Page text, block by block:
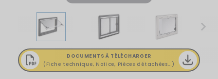
DOCUMENTS À TÉLÉCHARGER
(Fiche technique, Notice, Pièces détachées...)